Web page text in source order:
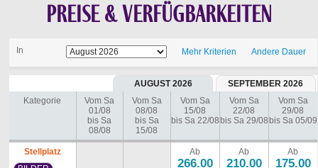
Preise & Verfügbarkeiten
In Mehr Kriterien Andere Dauer
AUGUST 2026
SEPTEMBER 2026
Kategorie
Vom Sa
01/08
bis Sa
08/08
Vom Sa
08/08
bis Sa
15/08
Vom Sa
15/08
bis Sa 22/08
Vom Sa
22/08
bis Sa 29/08
Vom Sa
29/08
bis Sa 05/09
Stellplatz
Ab
266.00
Ab
210.00
Ab
175.00